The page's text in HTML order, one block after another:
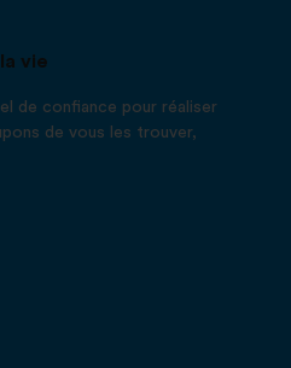
vie
de confiance pour réaliser
de vous les trouver,